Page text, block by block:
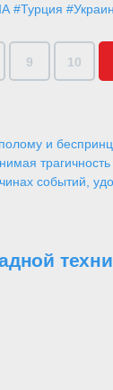
#Турция
9 10
и
событий,